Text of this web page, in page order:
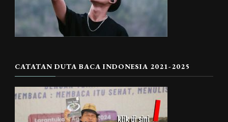
CATATAN DUTA BACA INDONESIA 2021-2025